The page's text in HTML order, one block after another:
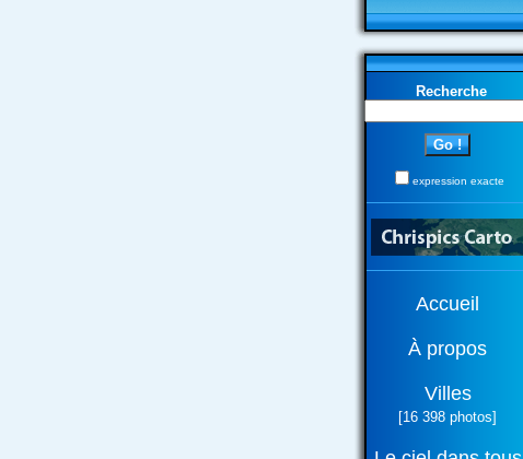
Recherche
expression exacte
Accueil
À propos
Villes
[16 398 photos]